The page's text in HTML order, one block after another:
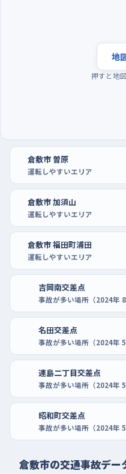
は荷が重い。狙い目は日曜
も人も落ち着いている。駐車
ている。買い物のついでに、
から始めよう。
地
押すと地
倉敷市 曽原
運転しやすいエリア
倉敷市 加須山
運転しやすいエリア
倉敷市 福田町浦田
運転しやすいエリア
吉岡南交差点
事故が多い場所（2024年 8
名田交差点
事故が多い場所（2024年 5
連島二丁目交差点
事故が多い場所（2024年 5
昭和町交差点
事故が多い場所（2024年 5
倉敷市の交通事故デー